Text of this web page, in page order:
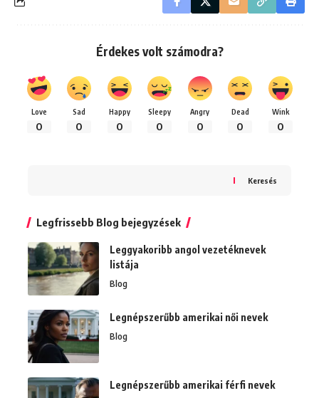
Érdekes volt számodra?
Love
0
Sad
0
Happy
0
Sleepy
0
Angry
0
Dead
0
Wink
0
Keresés
Legfrissebb Blog bejegyzések
Leggyakoribb angol vezetéknevek
listája
Blog
Legnépszerűbb amerikai női nevek
Blog
Legnépszerűbb amerikai férfi nevek